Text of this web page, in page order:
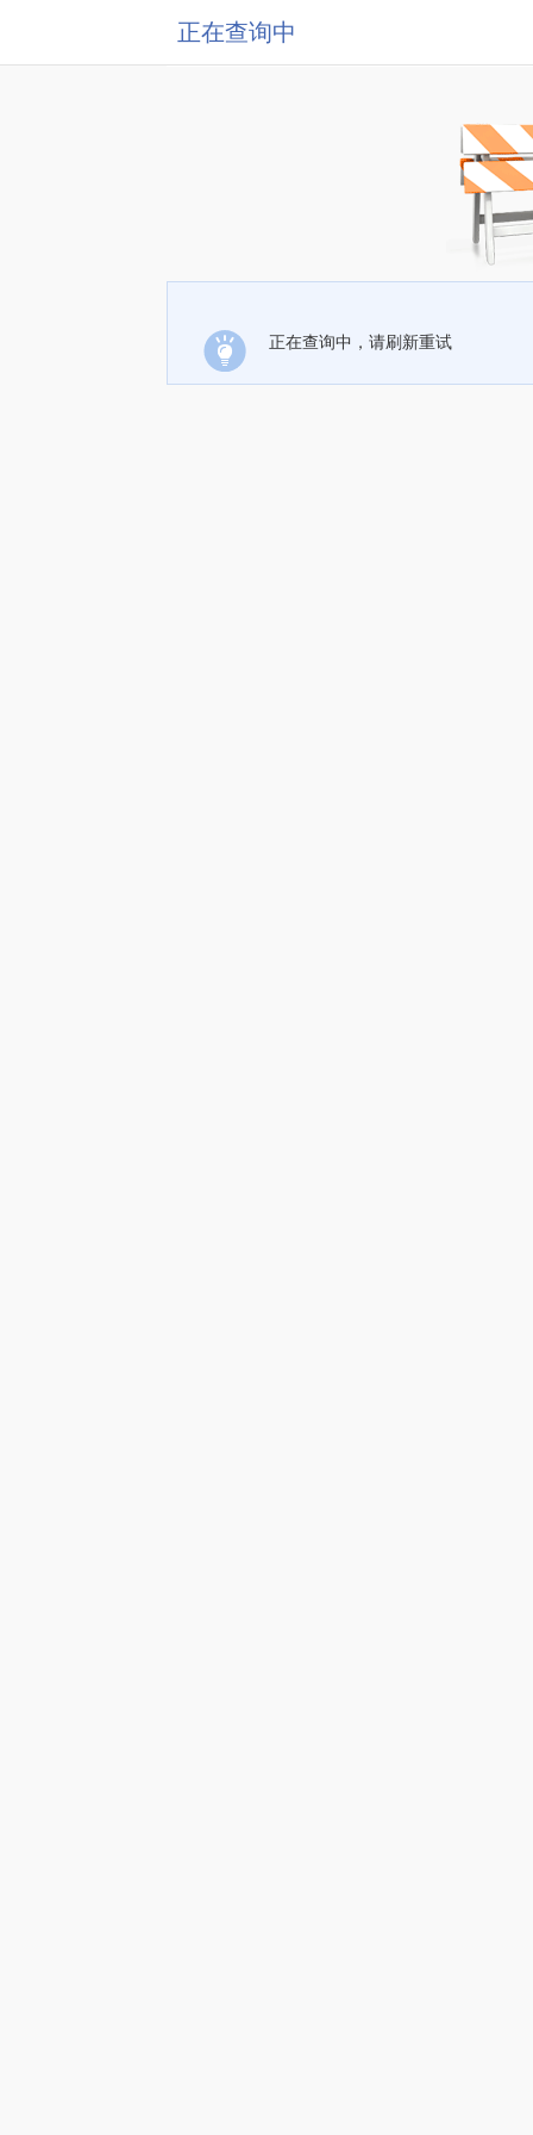
正在查询中
正在查询中，请刷新重试